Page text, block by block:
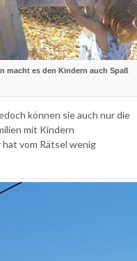
macht es den Kindern auch Spaß
können sie auch nur die
mit Kindern
vom Rätsel wenig